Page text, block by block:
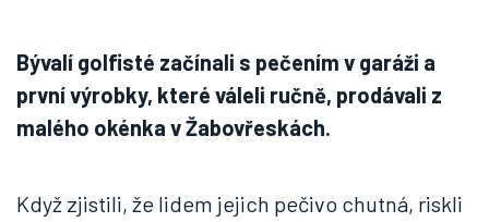
Bývalí golfisté začínali s pečením v garáži a
první výrobky, které váleli ručně, prodávali z
malého okénka v Žabovřeskách.
Když zjistili, že lidem jejich pečivo chutná, riskli